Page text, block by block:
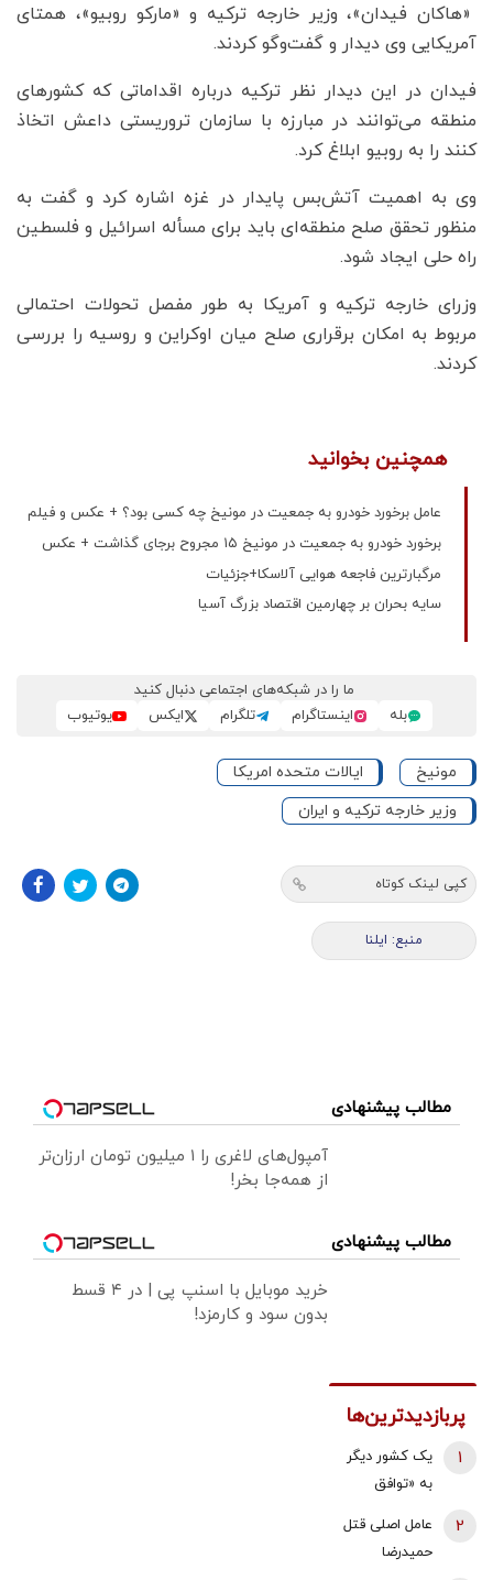
«هاکان فیدان»، وزیر خارجه ترکیه و «مارکو روبیو»، همتای
آمریکایی وی دیدار و گفت‌وگو کردند.
‌فیدان در این دیدار نظر ترکیه درباره اقداماتی که کشورهای
منطقه می‌توانند در مبارزه با سازمان تروریستی داعش اتخاذ
کنند را به روبیو ابلاغ کرد.
وی به اهمیت آتش‌بس پایدار در غزه اشاره کرد و گفت به
منظور تحقق صلح منطقه‌ای باید برای مسأله اسرائیل و فلسطین
راه حلی ایجاد شود.
وزرای خارجه ترکیه و آمریکا به طور مفصل تحولات احتمالی
مربوط به امکان برقراری صلح میان اوکراین و روسیه را بررسی
کردند.
همچنین بخوانید
عامل برخورد خودرو به جمعیت در مونیخ چه کسی بود؟ + عکس و فیلم
برخورد خودرو به جمعیت در مونیخ ۱۵ مجروح برجای گذاشت + عکس
مرگبارترین فاجعه هوایی آلاسکا+جزئیات
سایه بحران بر چهارمین اقتصاد بزرگ آسیا
ما را در شبکه‌های اجتماعی دنبال کنید
بله
اینستاگرام تلگرام ایکس یوتیوب
مونیخ
ایالات متحده امریکا
وزیر خارجه ترکیه و ایران
کپی لینک کوتاه
منبع: ایلنا
مطالب پیشنهادی
آمپول‌های لاغری را ۱ میلیون تومان ارزان‌تر
از همه‌جا بخر!
مطالب پیشنهادی
خرید موبایل با اسنپ پی | در ۴ قسط
بدون سود و کارمزد!
پربازدیدترین‌ها
یک کشور دیگر
به «توافق
1
عامل اصلی قتل
حمیدرضا
2